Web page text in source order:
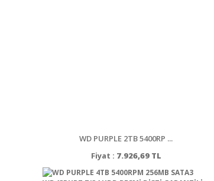
WD PURPLE 2TB 5400RP ...
Fiyat : 7.926,69 TL